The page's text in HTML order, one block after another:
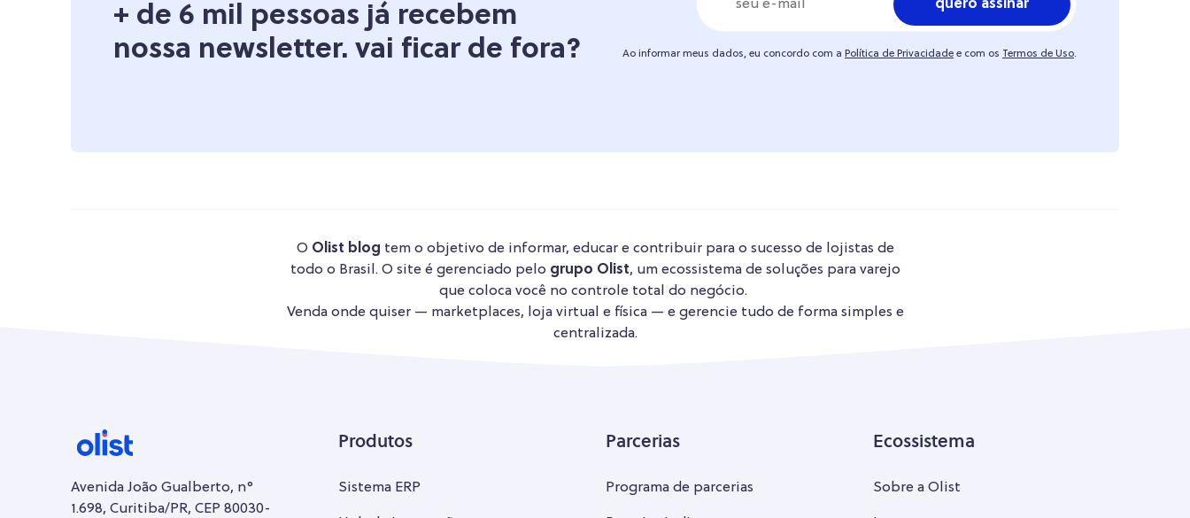
+ de 6 mil pessoas já recebem
nossa newsletter. vai ficar de fora?
quero assinar
Ao informar meus dados, eu concordo com a Política de Privacidade e com os Termos de Uso.
O Olist blog tem o objetivo de informar, educar e contribuir para o sucesso de lojistas de
todo o Brasil. O site é gerenciado pelo grupo Olist, um ecossistema de soluções para varejo
que coloca você no controle total do negócio.
Venda onde quiser — marketplaces, loja virtual e física — e gerencie tudo de forma simples e
centralizada.
Avenida João Gualberto, n°
1.698, Curitiba/PR, CEP 80030-
Produtos
Sistema ERP
Parcerias
Programa de parcerias
Ecossistema
Sobre a Olist